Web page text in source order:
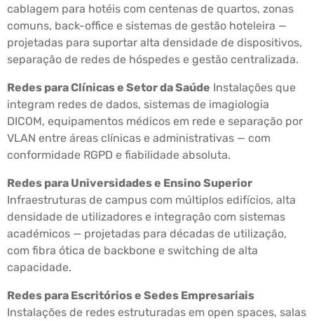
cablagem para hotéis com centenas de quartos, zonas
comuns, back-office e sistemas de gestão hoteleira —
projetadas para suportar alta densidade de dispositivos,
separação de redes de hóspedes e gestão centralizada.
Redes para Clínicas e Setor da Saúde Instalações que
integram redes de dados, sistemas de imagiologia
DICOM, equipamentos médicos em rede e separação por
VLAN entre áreas clínicas e administrativas — com
conformidade RGPD e fiabilidade absoluta.
Redes para Universidades e Ensino Superior
Infraestruturas de campus com múltiplos edifícios, alta
densidade de utilizadores e integração com sistemas
académicos — projetadas para décadas de utilização,
com fibra ótica de backbone e switching de alta
capacidade.
Redes para Escritórios e Sedes Empresariais
Instalações de redes estruturadas em open spaces, salas